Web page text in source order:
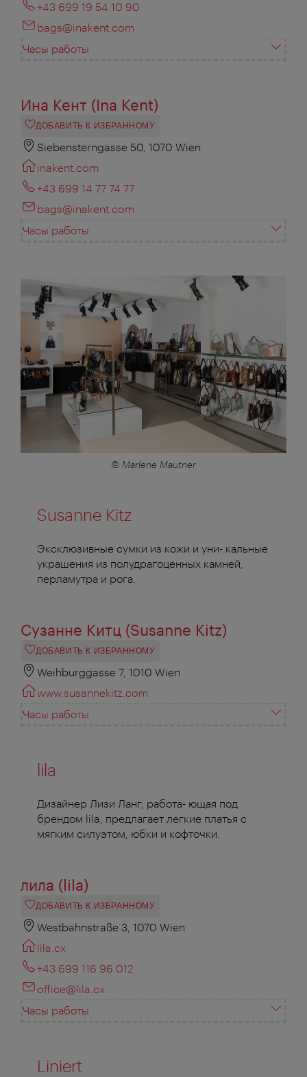
+43 699 19 54 10 90
bags@inakent.com
Часы работы
Ина Кент (Ina Kent)
ДОБАВИТЬ К ИЗБРАННОМУ
Siebensterngasse 50, 1070 Wien
inakent.com
+43 699 14 77 74 77
bags@inakent.com
Часы работы
© Marlene Mautner
Susanne Kitz
Эксклюзивные сумки из кожи и уни- кальные
украшения из полудрагоценных камней,
перламутра и рога.
Сузанне Китц (Susanne Kitz)
ДОБАВИТЬ К ИЗБРАННОМУ
Weihburggasse 7, 1010 Wien
www.susannekitz.com
Часы работы
lila
Дизайнер Лизи Ланг, работа- ющая под
брендом lila, предлагает легкие платья с
мягким силуэтом, юбки и кофточки.
лила (lila)
ДОБАВИТЬ К ИЗБРАННОМУ
Westbahnstraße 3, 1070 Wien
lila.cx
+43 699 116 96 012
office@lila.cx
Часы работы
Liniert